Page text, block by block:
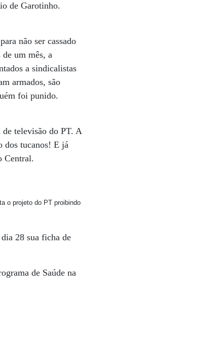
de Garotinho.
não ser cassado
um mês, a
a sindicalistas
armados, são
foi punido.
de televisão do PT. A
dos tucanos! E já
Central.
o projeto do PT proibindo
28 sua ficha de
de Saúde na